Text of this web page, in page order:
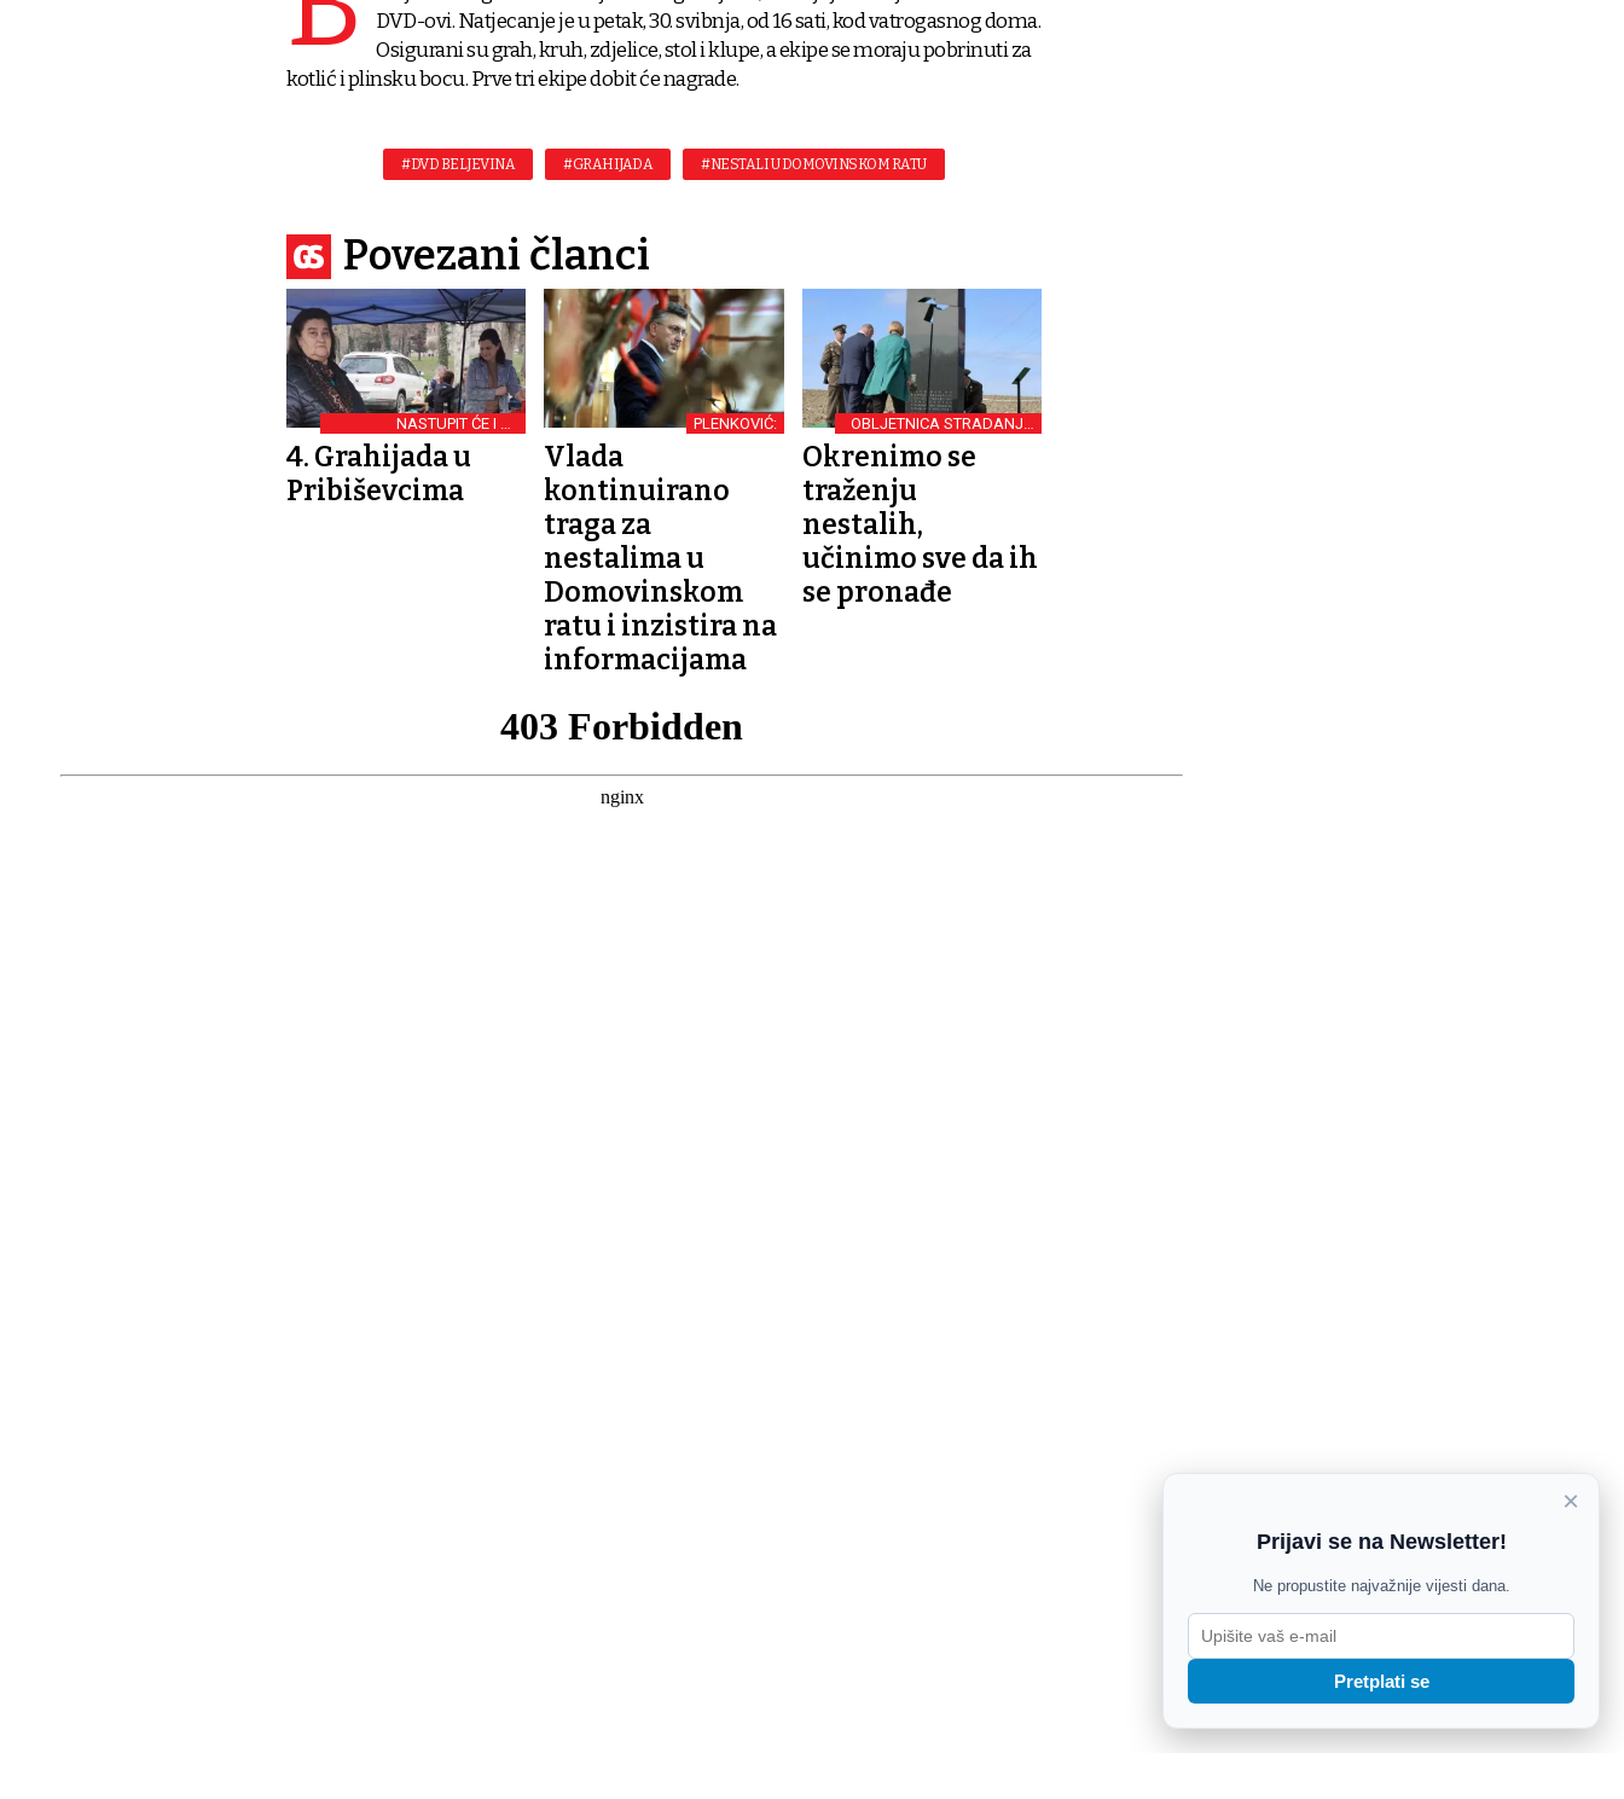
DVD-ovi. Natjecanje je u petak, 30. svibnja, od 16 sati, kod vatrogasnog doma.
Osigurani su grah, kruh, zdjelice, stol i klupe, a ekipe se moraju pobrinuti za
kotlić i plinsku bocu. Prve tri ekipe dobit će nagrade.
#DVD BELJEVINA #GRAHIJADA #NESTALI U DOMOVINSKOM RATU
Povezani članci
NASTUPIT ĆE I TS
GENERACIJA
4. Grahijada u
Pribiševcima
PLENKOVIĆ:
Vlada
kontinuirano
traga za
nestalima u
Domovinskom
ratu i inzistira na
informacijama
OBLJETNICA STRADANJA
VUKOVARSKOG NASELJA
Okrenimo se
traženju
nestalih,
učinimo sve da ih
se pronađe
×
Prijavi se na Newsletter!
Ne propustite najvažnije vijesti dana.
Pretplati se